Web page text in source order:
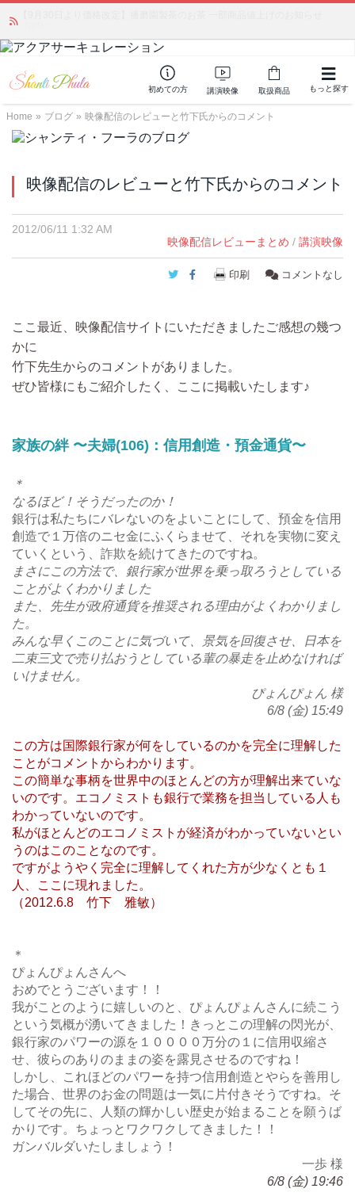
初めての方 講演映像 取扱商品 もっと探す
Home » ブログ » 映像配信のレビューと竹下氏からのコメント
映像配信のレビューと竹下氏からのコメント
2012/06/11 1:32 AM
映像配信レビューまとめ / 講演映像
Twitter
Facebook
印刷 コメントなし
ここ最近、映像配信サイトにいただきましたご感想の幾つ
かに
竹下先生からのコメントがありました。
ぜひ皆様にもご紹介したく、ここに掲載いたします♪
家族の絆 〜夫婦(106)：信用創造・預金通貨〜
＊
なるほど！そうだったのか！
銀行は私たちにバレないのをよいことにして、預金を信用
創造で１万倍のニセ金にふくらませて、それを実物に変え
ていくという、詐欺を続けてきたのですね。
まさにこの方法で、銀行家が世界を乗っ取ろうとしている
ことがよくわかりました
また、先生が政府通貨を推奨される理由がよくわかりまし
た。
みんな早くこのことに気づいて、景気を回復させ、日本を
二束三文で売り払おうとしている輩の暴走を止めなければ
いけません。
ぴょんぴょん 様
6/8 (金) 15:49
この方は国際銀行家が何をしているのかを完全に理解した
ことがコメントからわかります。
この簡単な事柄を世界中のほとんどの方が理解出来ていな
いのです。エコノミストも銀行で業務を担当している人も
わかっていないのです。
私がほとんどのエコノミストが経済がわかっていないとい
うのはこのことなのです。
ですがようやく完全に理解してくれた方が少なくとも１
人、ここに現れました。
（2012.6.8 竹下 雅敏）
＊
ぴょんぴょんさんへ
おめでとうございます！！
我がことのように嬉しいのと、ぴょんぴょんさんに続こう
という気概が湧いてきました！きっとこの理解の閃光が、
銀行家のパワーの源を１００００万分の１に信用収縮さ
せ、彼らのありのままの姿を露見させるのですね！
しかし、これほどのパワーを持つ信用創造とやらを善用し
た場合、世界のお金の問題は一気に片付きそうですね。そ
してその先に、人類の輝かしい歴史が始まることを願うば
かりです。ちょっとワクワクしてきました！！
ガンバルダいたしましょう！
一歩 様
6/8 (金) 19:46